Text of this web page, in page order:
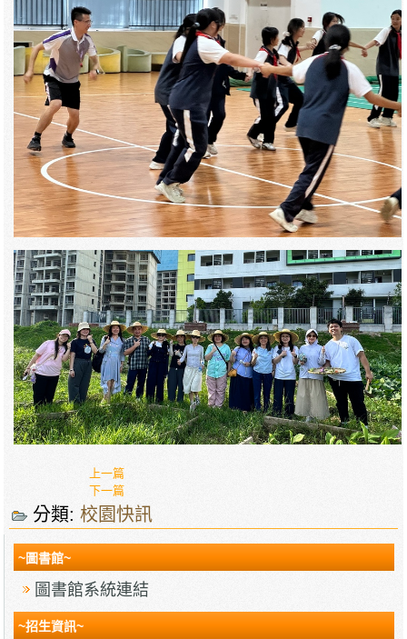
上一篇
下一篇
分類:校園快訊
~圖書館~
圖書館系統連結
~招生資訊~